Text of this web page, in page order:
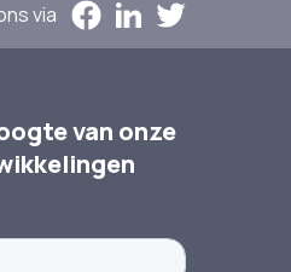
via
van onze